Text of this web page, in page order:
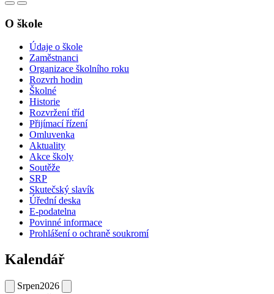
O škole
Údaje o škole
Zaměstnanci
Organizace školního roku
Rozvrh hodin
Školné
Historie
Rozvržení tříd
Přijímací řízení
Omluvenka
Aktuality
Akce školy
Soutěže
SRP
Skutečský slavík
Úřední deska
E-podatelna
Povinné informace
Prohlášení o ochraně soukromí
Kalendář
Srpen2026